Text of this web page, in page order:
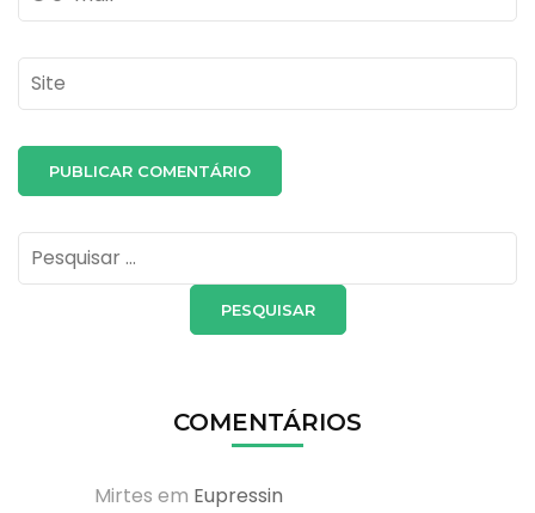
Site
Pesquisar
por:
COMENTÁRIOS
Mirtes em Eupressin